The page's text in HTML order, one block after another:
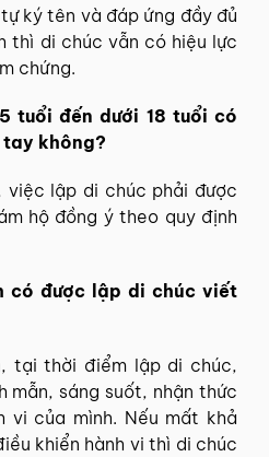
ký tên và đáp ứng đầy đủ
thì di chúc vẫn có hiệu lực
chứng.
tuổi đến dưới 18 tuổi có
không?
việc lập di chúc phải được
hộ đồng ý theo quy định
có được lập di chúc viết
tại thời điểm lập di chúc,
mẫn, sáng suốt, nhận thức
vi của mình. Nếu mất khả
khiển hành vi thì di chúc